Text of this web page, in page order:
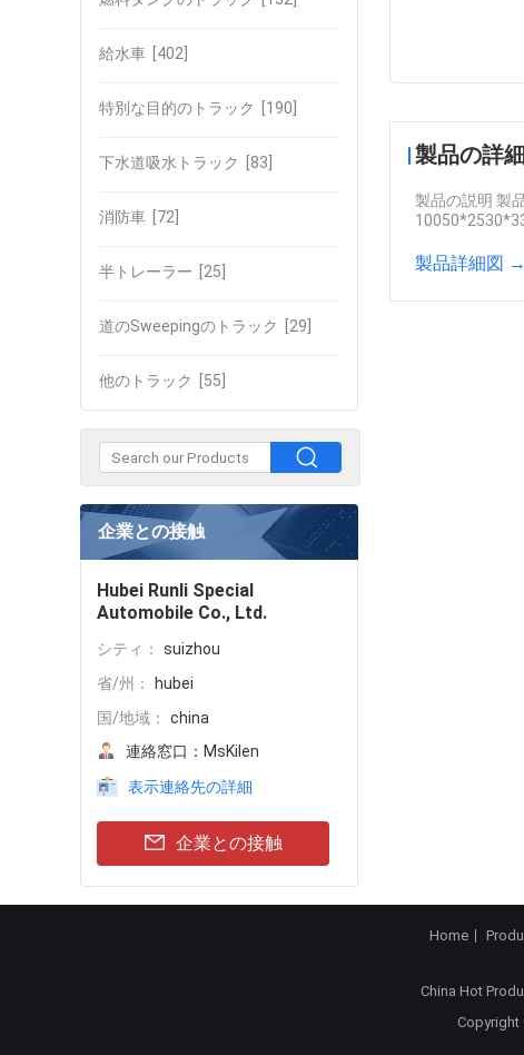
給水車 [402]
特別な目的のトラック [190]
下水道吸水トラック [83]
消防車 [72]
半トレーラー [25]
道のSweepingのトラック [29]
他のトラック [55]
企業との接触
Hubei Runli Special
Automobile Co., Ltd.
シティ：
suizhou
省/州：
hubei
国/地域：
china
連絡窓口： MsKilen
表示連絡先の詳細
企業との接触
製品の詳
製品の説明 製
製品詳細図 →
Home
China Hot
Copyright